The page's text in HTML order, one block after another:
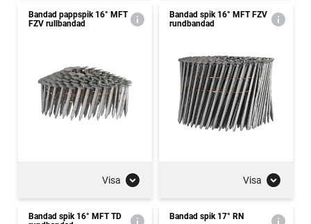
Bandad pappspik 16° MFT
FZV rullbandad
Visa
Bandad spik 16° MFT FZV
rundbandad
Visa
Bandad spik 16° MFT TD
Bandad spik 17° RN